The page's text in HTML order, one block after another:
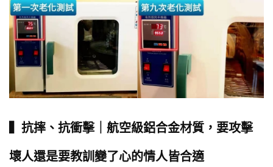
▍抗摔、抗衝擊｜航空級鋁合金材質，要攻擊
壞人還是要教訓變了心的情人皆合適